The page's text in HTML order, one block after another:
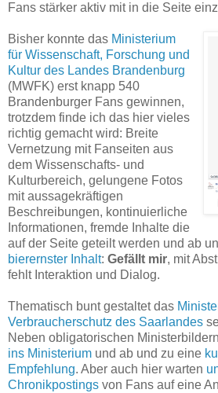
Fans stärker aktiv mit in die Seite
Bisher konnte das Ministerium
für Wissenschaft, Forschung und
Kultur des Landes Brandenburg
(MWFK) erst knapp 540
Brandenburger Fans gewinnen,
trotzdem finde ich das hier vieles
richtig gemacht wird: Breite
Vernetzung mit Fanseiten aus
dem Wissenschafts- und
Kulturbereich, gelungene Fotos
mit aussagekräftigen
Beschreibungen, kontinuierliche
Informationen, fremde Inhalte die
auf der Seite geteilt werden und ab
bierernster Inhalt: Gefällt mir, mit
fehlt Interaktion und Dialog.
Thematisch bunt gestaltet das
Verbraucherschutz des Saarlandes
Neben obligatorischen
ins Ministerium und ab und zu eine
Empfehlung. Aber auch hier warten
Chronikpostings von Fans auf eine